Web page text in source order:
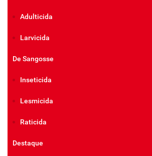
Adulticida
Larvicida
De Sangosse
Inseticida
Lesmicida
Raticida
Destaque